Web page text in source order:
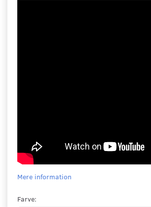
Mere information
Farve: